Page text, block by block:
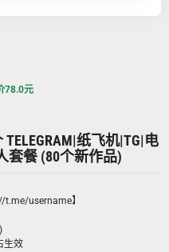
78.0元
纸飞机|TG|电
套餐 (80个新作品)
t.me/username】
生效